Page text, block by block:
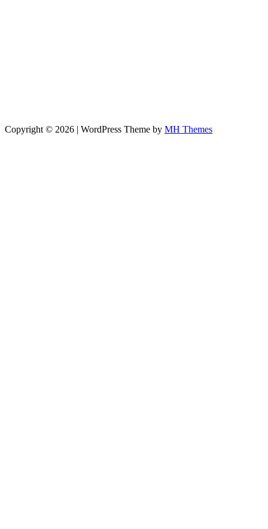
Copyright © 2026 | WordPress Theme by MH Themes